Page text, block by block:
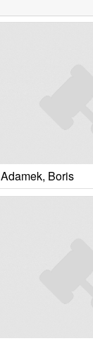
Adamek, Boris